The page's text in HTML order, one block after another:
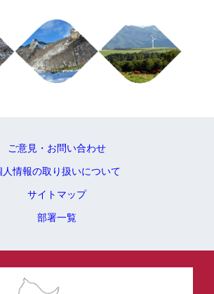
ご意見・お問い合わせ
人情報の取り扱いについて
サイトマップ
部署一覧